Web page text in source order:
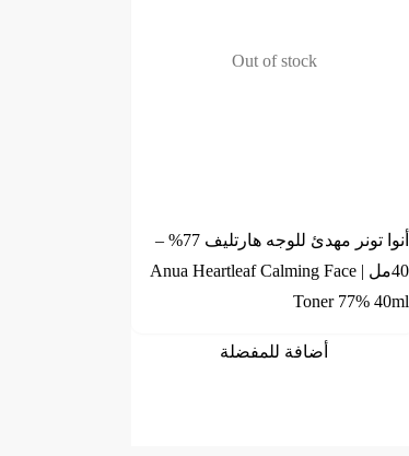
Out of stock
أنوا تونر مهدئ للوجه هارتليف 77% –
40مل | Anua Heartleaf Calming Face
Toner 77% 40ml
أضافة للمفضلة